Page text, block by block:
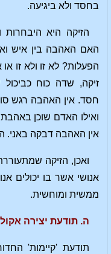
בחסד ולא ביגיעה.
הזיקה היא
האם האהבה בין איש
הפעלות? לא זו ולא זו
זיקה, שדה כוח
חסד. אין האהבה רגש
ואילו האדם שוכן
אין האהבה דבקה באני.
ואכן, הזיקה
אנושי אשר בו יכולים
ממשית ומוחשית.
ה. תודעת יצירה
תודעת 'קיימות'